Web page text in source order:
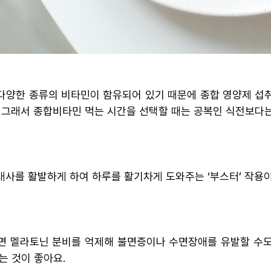
양한 종류의 비타민이 함유되어 있기 때문에 종합 영양제
래서 종합비타민 먹는 시간을 선택할 때는 공복인 식전보다
를 활발하게 하여 하루를 활기차게 도와주는 ‘부스터’ 작용
멜라토닌 분비를 억제해 불면증이나 수면장애를 유발할
것이 좋아요.